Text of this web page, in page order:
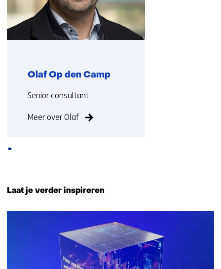
Olaf Op den Camp
Functie:
Senior consultant
Meer over Olaf
(Neem
contact
met
ons
op)
Laat je verder inspireren
resultaten,
getoond
1
t/m